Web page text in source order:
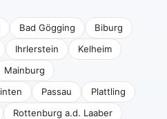
Bad Gögging
Biburg
Ihrlerstein
Kelheim
Mainburg
Passau
Plattling
Rottenburg a.d. Laaber